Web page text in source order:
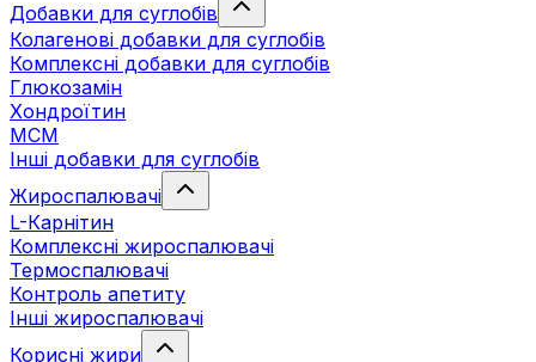
Добавки для суглобів
Колагенові добавки для суглобів
Комплексні добавки для суглобів
Глюкозамін
Хондроїтин
МСМ
Інші добавки для суглобів
Жироспалювачі
L-Карнітин
Комплексні жироспалювачі
Термоспалювачі
Контроль апетиту
Інші жироспалювачі
Корисні жири